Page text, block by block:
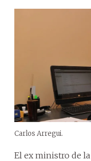
Carlos Arregui.
El ex ministro de